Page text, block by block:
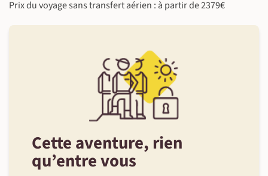
Prix du voyage sans transfert aérien : à partir de 2379€
Cette aventure, rien
qu’entre vous